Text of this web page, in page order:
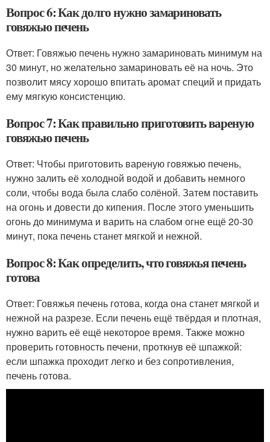
Вопрос 6: Как долго нужно замариновать
говяжью печень
Ответ: Говяжью печень нужно замариновать минимум на
30 минут, но желательно замариновать её на ночь. Это
позволит мясу хорошо впитать аромат специй и придать
ему мягкую консистенцию.
Вопрос 7: Как правильно приготовить вареную
говяжью печень
Ответ: Чтобы приготовить вареную говяжью печень,
нужно залить её холодной водой и добавить немного
соли, чтобы вода была слабо солёной. Затем поставить
на огонь и довести до кипения. После этого уменьшить
огонь до минимума и варить на слабом огне ещё 20-30
минут, пока печень станет мягкой и нежной.
Вопрос 8: Как определить, что говяжья печень
готова
Ответ: Говяжья печень готова, когда она станет мягкой и
нежной на разрезе. Если печень ещё твёрдая и плотная,
нужно варить её ещё некоторое время. Также можно
проверить готовность печени, проткнув её шпажкой:
если шпажка проходит легко и без сопротивления,
печень готова.